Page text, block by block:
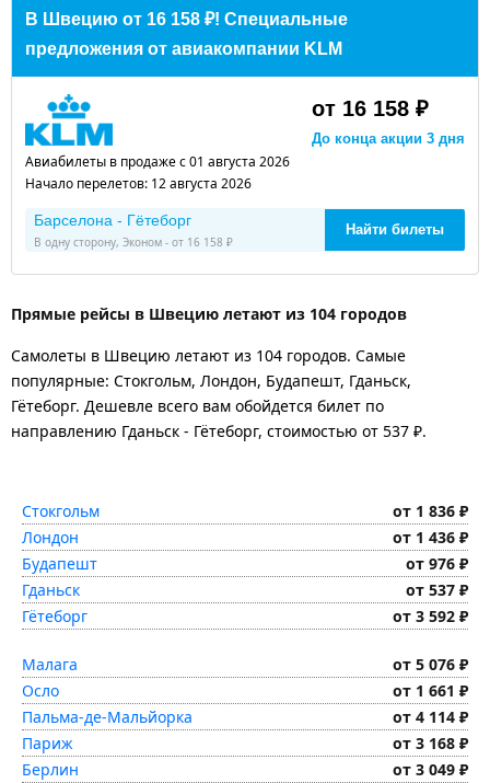
В Швецию от 16 158 ₽! Специальные
предложения от авиакомпании KLM
от 16 158 ₽
До конца акции 3 дня
Авиабилеты в продаже с 01 августа 2026
Начало перелетов: 12 августа 2026
Барселона - Гётеборг
В одну сторону, Эконом - от 16 158 ₽
Найти билеты
Прямые рейсы в Швецию летают из 104 городов
Самолеты в Швецию летают из 104 городов. Самые
популярные: Стокгольм, Лондон, Будапешт, Гданьск,
Гётеборг. Дешевле всего вам обойдется билет по
направлению Гданьск - Гётеборг, стоимостью от 537 ₽.
Стокгольм
от 1 836 ₽
Лондон
от 1 436 ₽
Будапешт
от 976 ₽
Гданьск
от 537 ₽
Гётеборг
от 3 592 ₽
Малага
от 5 076 ₽
Осло
от 1 661 ₽
Пальма-де-Мальйорка
от 4 114 ₽
Париж
от 3 168 ₽
Берлин
от 3 049 ₽